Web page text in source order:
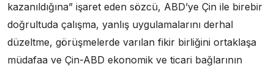
kazanıldığına” işaret eden sözcü, ABD’ye Çin ile birebir
doğrultuda çalışma, yanlış uygulamalarını derhal
düzeltme, görüşmelerde varılan fikir birliğini ortaklaşa
müdafaa ve Çin-ABD ekonomik ve ticari bağlarının